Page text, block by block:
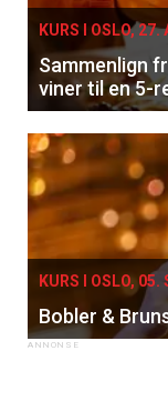
KURS I OSLO, 27.
Sammenlign
viner til en 5-
KURS I OSLO, 05.
Bobler &